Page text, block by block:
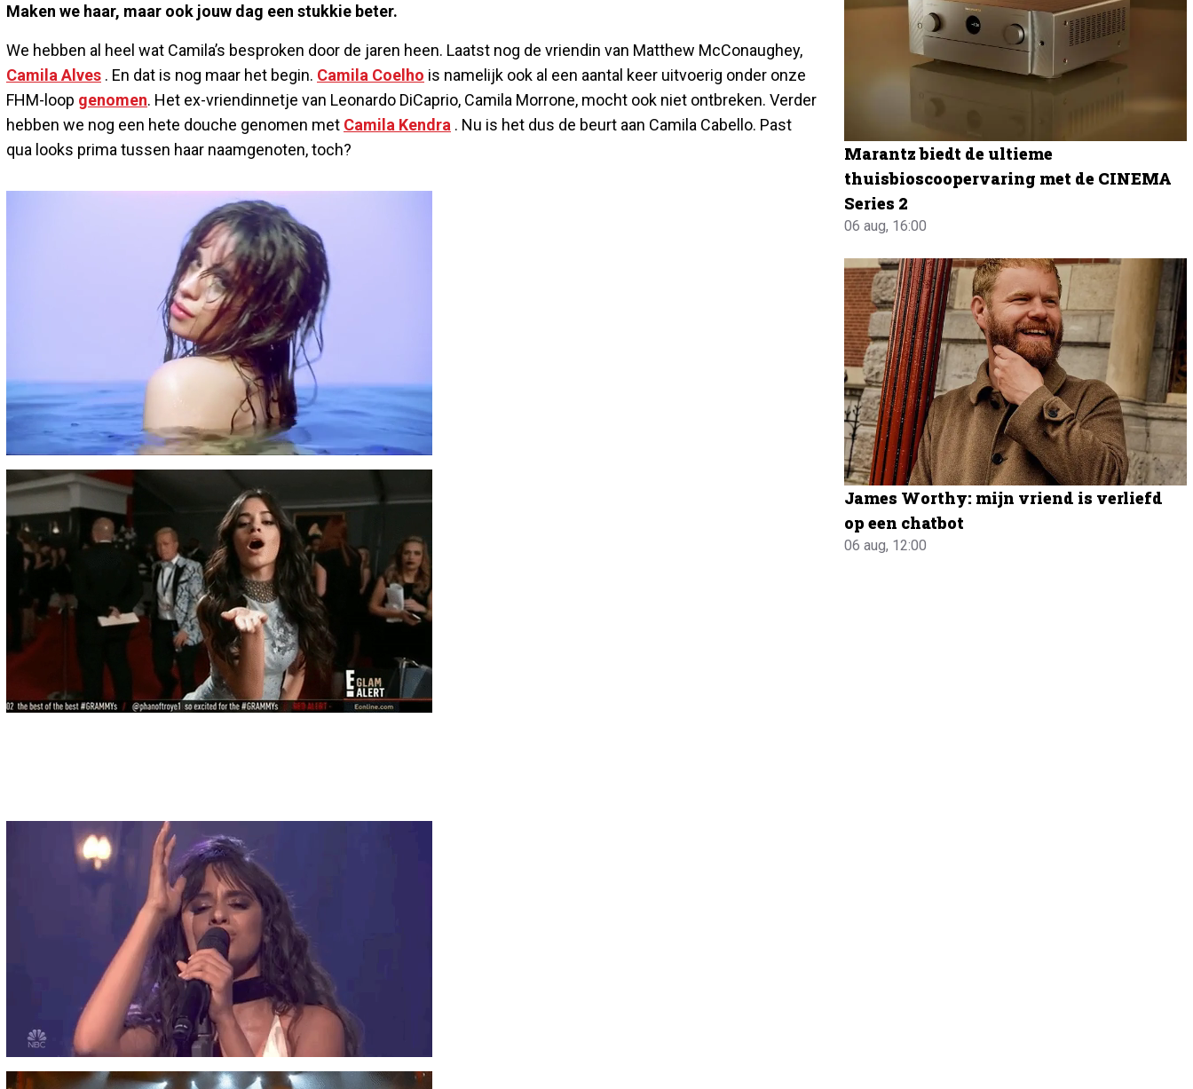
Maken we haar, maar ook jouw dag een stukkie beter.
We hebben al heel wat Camila’s besproken door de jaren heen. Laatst nog de vriendin van Matthew McConaughey,
Camila Alves . En dat is nog maar het begin. Camila Coelho is namelijk ook al een aantal keer uitvoerig onder onze
FHM-loop genomen. Het ex-vriendinnetje van Leonardo DiCaprio, Camila Morrone, mocht ook niet ontbreken. Verder
hebben we nog een hete douche genomen met Camila Kendra . Nu is het dus de beurt aan Camila Cabello. Past
qua looks prima tussen haar naamgenoten, toch?
Marantz biedt de ultieme
thuisbioscoopervaring met de CINEMA
Series 2
06 aug, 16:00
James Worthy: mijn vriend is verliefd
op een chatbot
06 aug, 12:00